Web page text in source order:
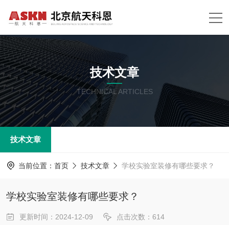
技术文章
TECHNICAL ARTICLES
技术文章
当前位置： 首页 技术文章 学校实验室装修有哪些要求？
学校实验室装修有哪些要求？
更新时间：2024-12-09 点击次数：614